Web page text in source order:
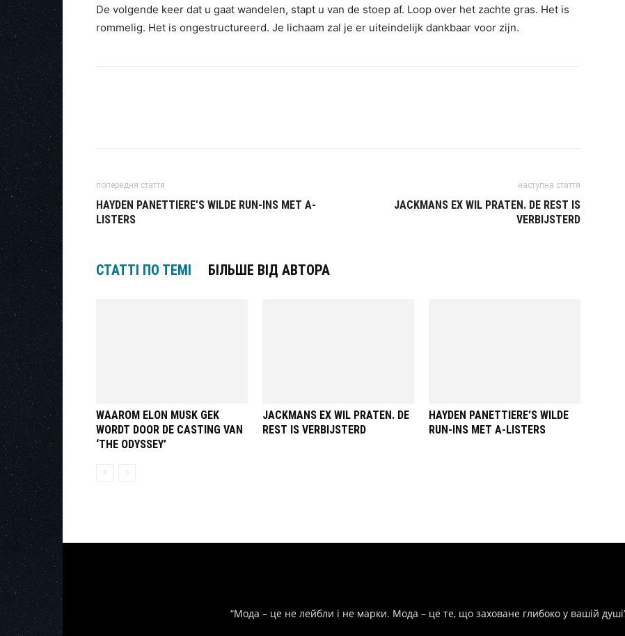
De volgende keer dat u gaat wandelen, stapt u van de stoep af. Loop over het zachte gras. Het is
rommelig. Het is ongestructureerd. Je lichaam zal je er uiteindelijk dankbaar voor zijn.
попередня стаття
HAYDEN PANETTIERE’S WILDE RUN-INS MET A-
LISTERS
наступна стаття
JACKMANS EX WIL PRATEN. DE REST IS
VERBIJSTERD
СТАТТІ ПО ТЕМІ БІЛЬШЕ ВІД АВТОРА
WAAROM ELON MUSK GEK
WORDT DOOR DE CASTING VAN
‘THE ODYSSEY’
JACKMANS EX WIL PRATEN. DE
REST IS VERBIJSTERD
HAYDEN PANETTIERE’S WILDE
RUN-INS MET A-LISTERS
“Мода – це не лейбли і не марки. Мода – це те, що заховане глибоко у вашій